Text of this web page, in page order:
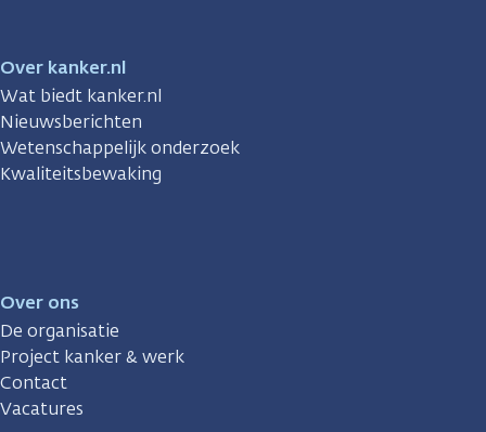
Over kanker.nl
Wat biedt kanker.nl
Nieuwsberichten
Wetenschappelijk onderzoek
Kwaliteitsbewaking
Over ons
De organisatie
Project kanker & werk
Contact
Vacatures